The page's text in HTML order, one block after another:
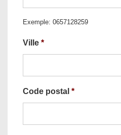
Exemple: 0657128259
Ville *
Code postal *